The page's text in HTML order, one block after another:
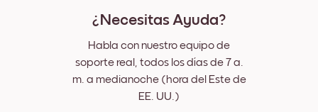
¿Necesitas Ayuda?
Habla con nuestro equipo de
soporte real, todos los días de 7 a.
m. a medianoche (hora del Este de
EE. UU.)